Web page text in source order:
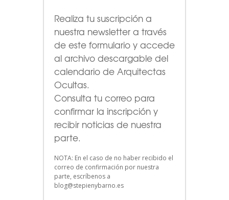
Realiza tu suscripción a
nuestra newsletter a través
de este formulario y accede
al archivo descargable del
calendario de Arquitectas
Ocultas.
Consulta tu correo para
confirmar la inscripción y
recibir noticias de nuestra
parte.
NOTA: En el caso de no haber recibido el
correo de confirmación por nuestra
parte, escríbenos a
blog@stepienybarno.es